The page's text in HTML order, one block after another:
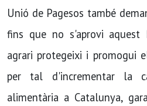
Unió de Pagesos també
fins que no s'aprovi
agrari protegeixi i promogui
per tal d'incrementar la
alimentària a Catalunya,